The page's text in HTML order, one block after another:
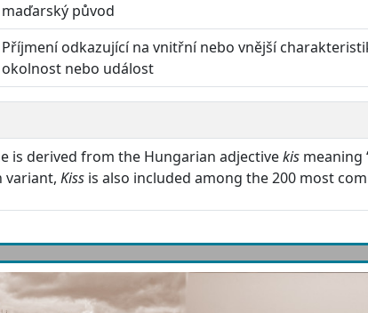
maďarský původ
Příjmení odkazující na vnitřní nebo vnější
okolnost nebo událost
is derived from the Hungarian adjectivekis meaning
variant, Kiss is also included among the 200 most